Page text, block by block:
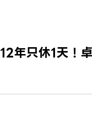
12年只休1天！